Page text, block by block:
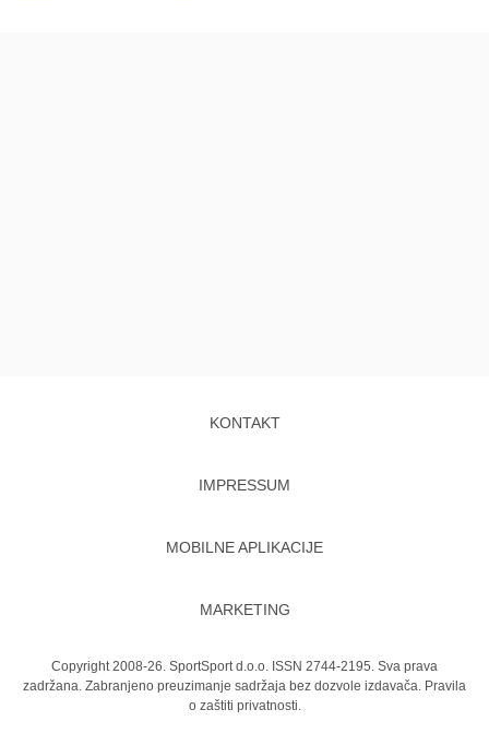
KONTAKT
IMPRESSUM
MOBILNE APLIKACIJE
MARKETING
Copyright 2008-26. SportSport d.o.o. ISSN 2744-2195. Sva prava
zadržana. Zabranjeno preuzimanje sadržaja bez dozvole izdavača. Pravila
o zaštiti privatnosti.